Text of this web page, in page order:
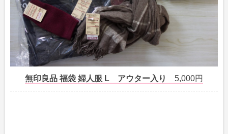
無印良品 福袋 婦人服 L アウター入り 5,000円